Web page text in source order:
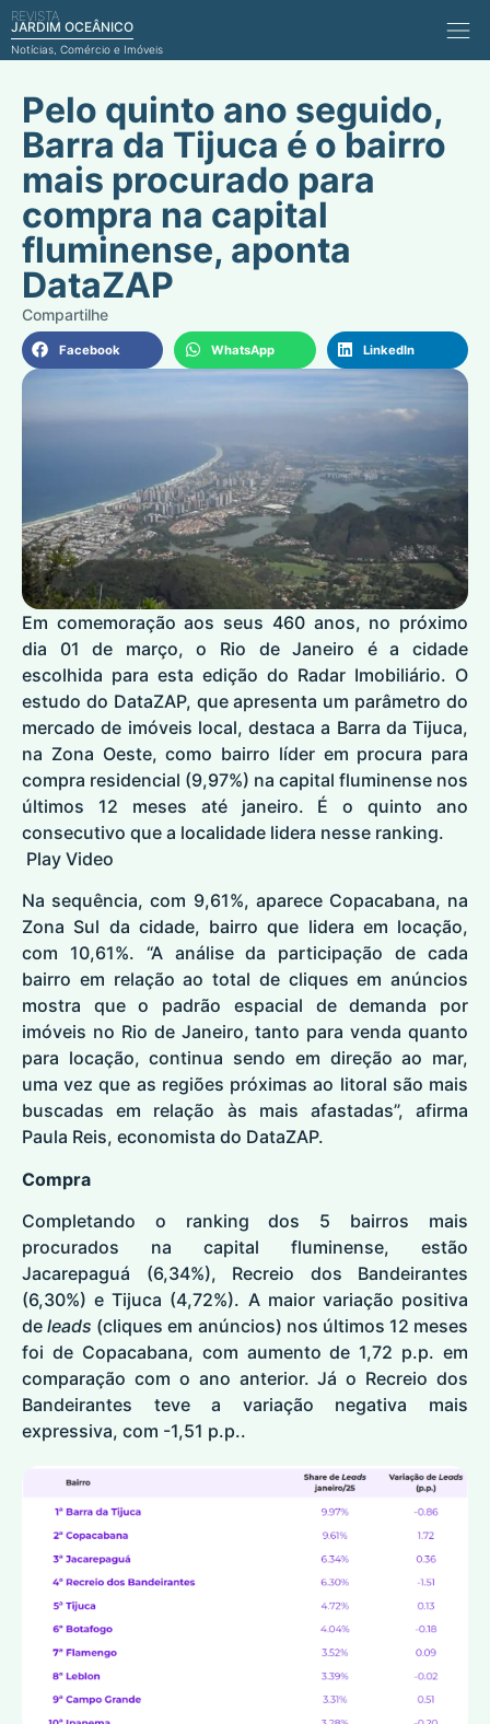
REVISTA
JARDIM OCEÂNICO
Notícias, Comércio e Imóveis
Pelo quinto ano seguido,
Barra da Tijuca é o bairro
mais procurado para
compra na capital
fluminense, aponta
DataZAP
Facebook WhatsApp LinkedIn
Em comemoração aos seus 460 anos, no próximo
dia 01 de março, o Rio de Janeiro é a cidade
escolhida para esta edição do Radar Imobiliário. O
estudo do DataZAP, que apresenta um parâmetro do
mercado de imóveis local, destaca a Barra da Tijuca,
na Zona Oeste, como bairro líder em procura para
compra residencial (9,97%) na capital fluminense nos
últimos 12 meses até janeiro. É o quinto ano
consecutivo que a localidade lidera nesse ranking.
Play Video
Na sequência, com 9,61%, aparece Copacabana, na
Zona Sul da cidade, bairro que lidera em locação,
com 10,61%. “A análise da participação de cada
bairro em relação ao total de cliques em anúncios
mostra que o padrão espacial de demanda por
imóveis no Rio de Janeiro, tanto para venda quanto
para locação, continua sendo em direção ao mar,
uma vez que as regiões próximas ao litoral são mais
buscadas em relação às mais afastadas”, afirma
Paula Reis, economista do DataZAP.
Compra
Completando o ranking dos 5 bairros mais
procurados na capital fluminense, estão
Jacarepaguá (6,34%), Recreio dos Bandeirantes
(6,30%) e Tijuca (4,72%). A maior variação positiva
deleads (cliques em anúncios) nos últimos 12 meses
foi de Copacabana, com aumento de 1,72 p.p. em
comparação com o ano anterior. Já o Recreio dos
Bandeirantes teve a variação negativa mais
expressiva, com -1,51 p.p..